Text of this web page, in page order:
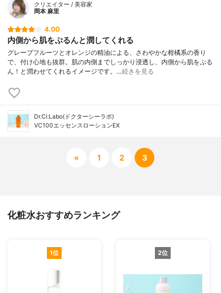
クリエイター / 美容家
岡本 麻里
4.00
内側から肌をぷるんと潤してくれる
グレープフルーツとオレンジの精油による、さわやかな柑橘系の香り
で、付け心地も抜群。肌の内側までしっかり浸透し、内側から肌をぷる
ん！と潤わせてくれるイメージです。…続きを見る
Dr.Ci:Labo(ドクターシーラボ)
VC100エッセンスローションEX
« 1 2 3
化粧水おすすめランキング
1位 2位